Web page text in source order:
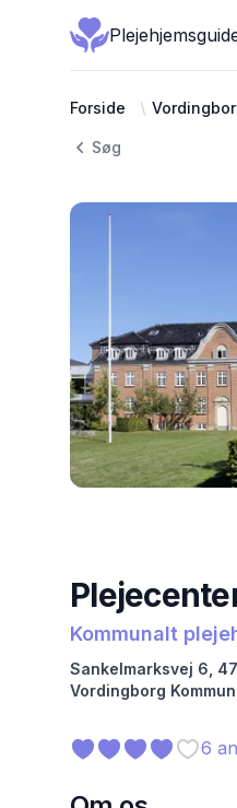
Forside
Søg
Kommunalt
Sankelmarksvej 6
Vordingborg
6